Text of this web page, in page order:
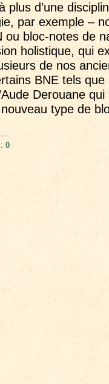
plus d’une
par exemple –
ou bloc-notes de
holistique, qui
de nos
BNE tels que
Derouane
type de
0